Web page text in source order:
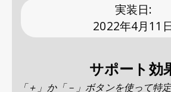
実装日:
2022年4月11
サポート効
「＋」か「－」ボタンを使って特